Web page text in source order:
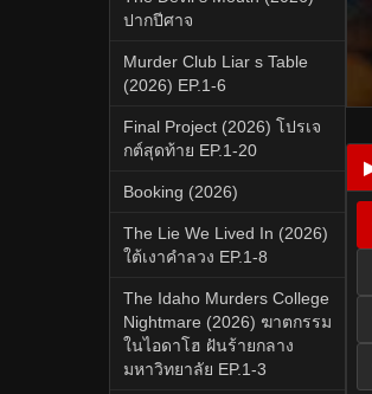
ปากปีศาจ
Murder Club Liar s Table
(2026) EP.1-6
Final Project (2026) โปรเจ
กต์สุดท้าย EP.1-20
Booking (2026)
The Lie We Lived In (2026)
ใต้เงาคำลวง EP.1-8
The Idaho Murders College
Nightmare (2026) ฆาตกรรม
ในไอดาโฮ ฝันร้ายกลาง
มหาวิทยาลัย EP.1-3